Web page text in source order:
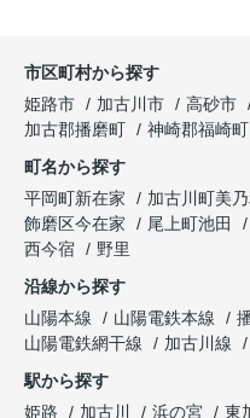
市区町村から探す
姫路市
加古川市 高砂市
加古郡播磨町
神崎郡福崎町
町名から探す
平岡町新在家
加古川町美乃
飾磨区今在家
尾上町池田
西今宿
野里
沿線から探す
山陽本線
山陽電鉄本線
山陽電鉄網干線
加古川線
駅から探す
姫路
加古川 浜の宮 東